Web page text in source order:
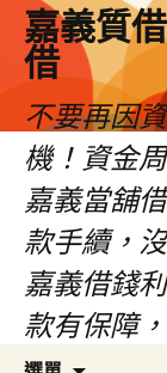
嘉義質
借
不要再因
機！資金
嘉義當舖
款手續，
嘉義借錢
款有保障